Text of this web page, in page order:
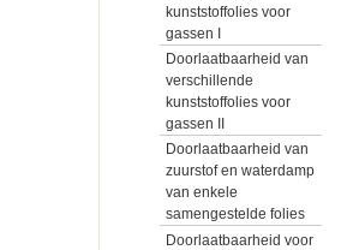
kunststoffolies voor
gassen I
Doorlaatbaarheid van
verschillende
kunststoffolies voor
gassen II
Doorlaatbaarheid van
zuurstof en waterdamp
van enkele
samengestelde folies
Doorlaatbaarheid voor